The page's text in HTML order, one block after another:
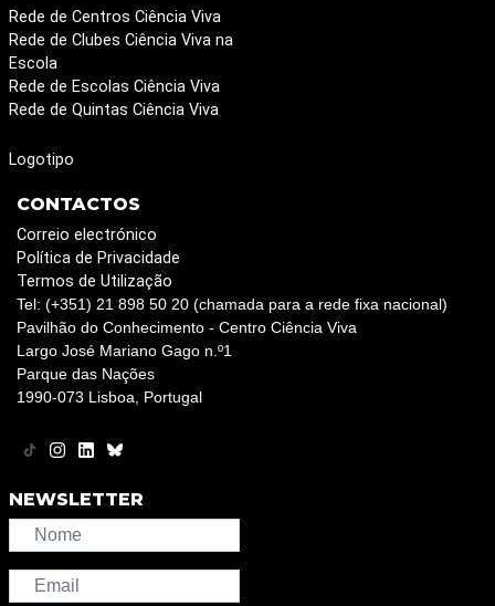
Rede de Centros Ciência Viva
Rede de Clubes Ciência Viva na
Escola
Rede de Escolas Ciência Viva
Rede de Quintas Ciência Viva
Logotipo
CONTACTOS
Correio electrónico
Política de Privacidade
Termos de Utilização
Tel: (+351) 21 898 50 20 (chamada para a rede fixa nacional)
Pavilhão do Conhecimento - Centro Ciência Viva
Largo José Mariano Gago n.º1
Parque das Nações
1990-073 Lisboa, Portugal
NEWSLETTER